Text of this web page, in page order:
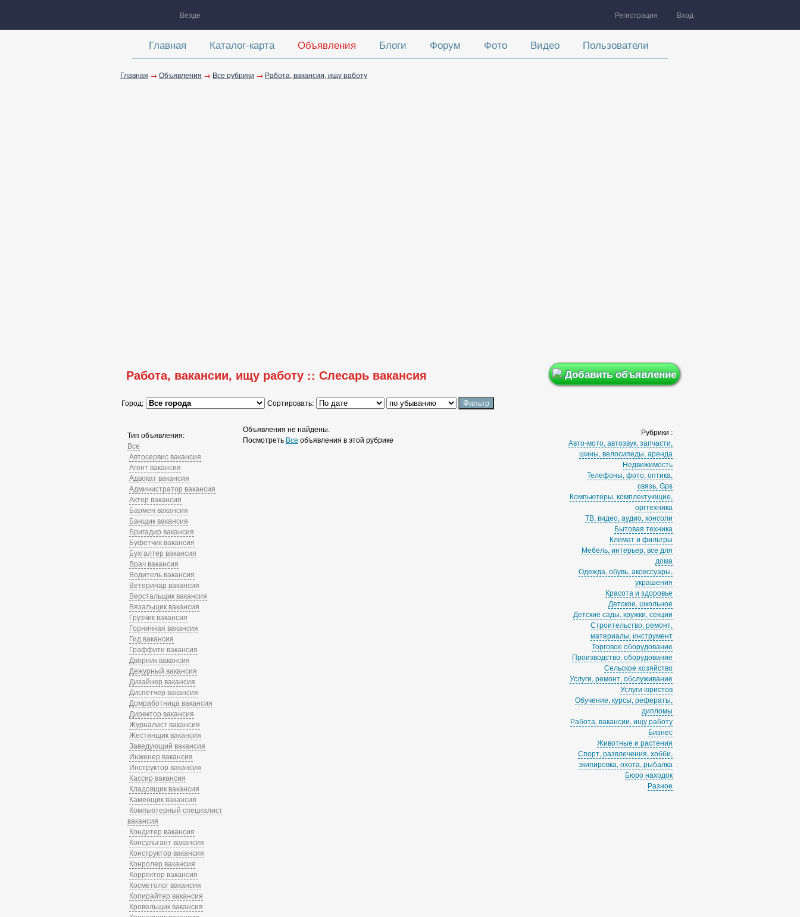
Везде Регистрация Вход
Главная Каталог-карта Объявления Блоги Форум Фото Видео Пользователи
Главная → Объявления → Все рубрики → Работа, вакансии, ищу работу
Добавить объявление
Работа, вакансии, ищу работу :: Слесарь вакансия
Город: Сортировать:
Тип объявления:
Все
Автосервис вакансия
Агент вакансия
Адвокат вакансия
Администратор вакансия
Актер вакансия
Бармен вакансия
Банщик вакансия
Бригадир вакансия
Буфетчик вакансия
Бухгалтер вакансия
Врач вакансия
Водитель вакансия
Ветеринар вакансия
Верстальщик вакансия
Вязальщик вакансия
Грузчик вакансия
Горничная вакансия
Гид вакансия
Граффити вакансия
Дворник вакансия
Дежурный вакансия
Дизайнер вакансия
Диспетчер вакансия
Домработница вакансия
Директор вакансия
Журналист вакансия
Жестянщик вакансия
Заведующий вакансия
Инженер вакансия
Инструктор вакансия
Кассир вакансия
Кладовщик вакансия
Каменщик вакансия
Компьютерный специалист
вакансия
Кондитер вакансия
Консультант вакансия
Конструктор вакансия
Конролер вакансия
Корректор вакансия
Косметолог вакансия
Копирайтер вакансия
Кровельщик вакансия
Объявления не найдены.
Посмотреть Все объявления в этой рубрике
Рубрики :
Авто-мото, автозвук, запчасти,
шины, велосипеды, аренда
Недвижимость
Телефоны, фото, оптика,
связь, Gps
Компьютеры, комплектующие,
оргтехника
ТВ, видео, аудио, консоли
Бытовая техника
Климат и фильтры
Мебель, интерьер, все для
дома
Одежда, обувь, аксессуары,
украшения
Красота и здоровье
Детское, школьное
Детские сады, кружки, секции
Строительство, ремонт,
материалы, инструмент
Торговое оборудование
Производство, оборудование
Сельское хозяйство
Услуги, ремонт, обслуживание
Услуги юристов
Обучение, курсы, рефераты,
дипломы
Работа, вакансии, ищу работу
Бизнес
Животные и растения
Спорт, развлечения, хобби,
экипировка, охота, рыбалка
Бюро находок
Разное